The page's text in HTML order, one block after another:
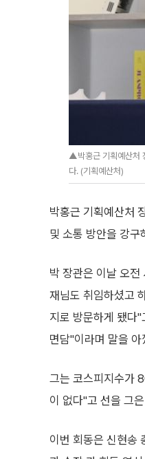
▲박홍근 기획예산처
다. (기획예산처)
박홍근 기획예산처
및 소통 방안을 강구
박 장관은 이날 오전
재님도 취임하셨고
지로 방문하게 됐다
면담"이라며 말을 아
그는 코스피지수가
이 없다"고 선을 그
이번 회동은 신현송